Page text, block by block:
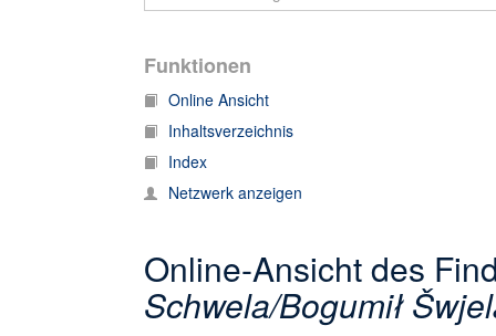
Funktionen
Online Ansicht
Inhaltsverzeichnis
Index
Netzwerk anzeigen
Online-Ansicht des
Schwela/Bogumił